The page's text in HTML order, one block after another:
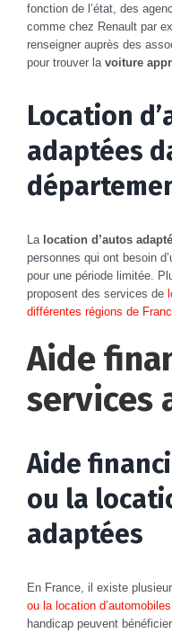
fonction de l’état, des
comme chez Renault par
renseigner auprès des
pour trouver la voiture
Location
adaptées
La location d’autos
personnes qui ont besoin
pour une période limitée.
proposent des services de
différentes régions de
Aide
services
Aide
ou la
adaptées
En France, il existe
ou la location
handicap peuvent